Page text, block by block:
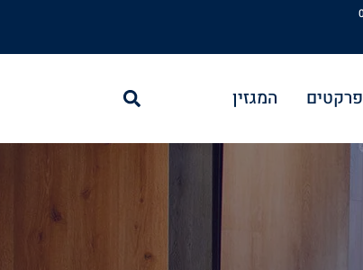
המגזין חיפוש